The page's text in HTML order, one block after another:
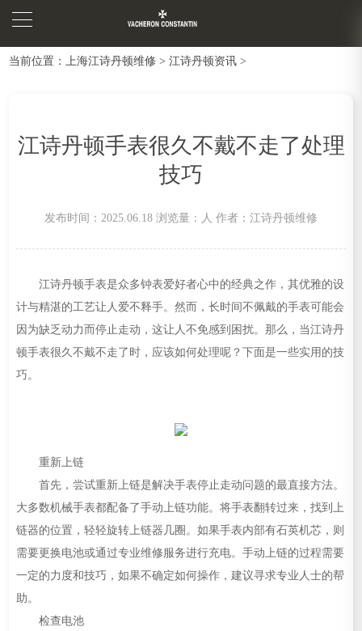
当前位置： 上海江诗丹顿维修 >江诗丹顿资讯 >
江诗丹顿手表很久不戴不走了处理
技巧
发布时间：2025.06.18 浏览量： 人 作者：江诗丹顿维修
江诗丹顿手表是众多钟表爱好者心中的经典之作，其优雅的设
计与精湛的工艺让人爱不释手。然而，长时间不佩戴的手表可能会
因为缺乏动力而停止走动，这让人不免感到困扰。那么，当江诗丹
顿手表很久不戴不走了时，应该如何处理呢？下面是一些实用的技
巧。
重新上链
首先，尝试重新上链是解决手表停止走动问题的最直接方法。
大多数机械手表都配备了手动上链功能。将手表翻转过来，找到上
链器的位置，轻轻旋转上链器几圈。如果手表内部有石英机芯，则
需要更换电池或通过专业维修服务进行充电。手动上链的过程需要
一定的力度和技巧，如果不确定如何操作，建议寻求专业人士的帮
助。
检查电池